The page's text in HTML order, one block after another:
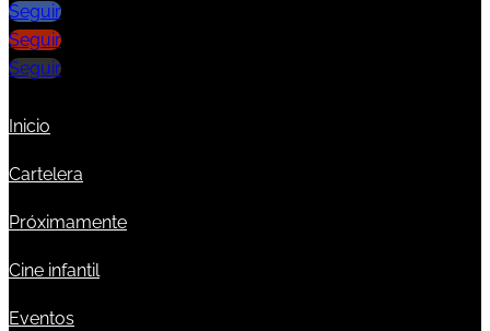
Seguir
Seguir
Seguir
Inicio
Cartelera
Próximamente
Cine infantil
Eventos